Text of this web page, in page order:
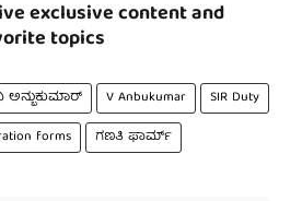
exclusive content and
topics
ಅನ್ಬುಕುಮಾರ್ V Anbukumar
SIR Duty
forms ಗಣತಿ ಫಾರ್ಮ್